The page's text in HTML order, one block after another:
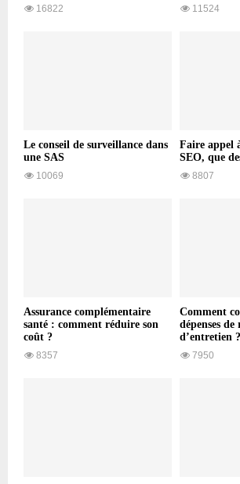
16822 11524
Le conseil de surveillance dans
une SAS
10069
Faire appel
SEO, que
8807
Assurance complémentaire
santé : comment réduire son
coût ?
8357
Comment
dépenses
d’entretien ?
7950